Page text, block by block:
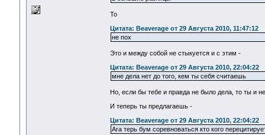
То
Цитата: Beaverage от 29 Августа 2010, 11:47:12
не пох
Это и между собой не стыкуется и с этим -
Цитата: Beaverage от 29 Августа 2010, 22:04:22
мне дела нет до того, кем ты себя считаешь
Но, если бы тебе и правда не было дела, то ты и
И теперь ты предлагаешь -
Цитата: Beaverage от 29 Августа 2010, 22:04:22
Ага терь бум соревноваться кто кого